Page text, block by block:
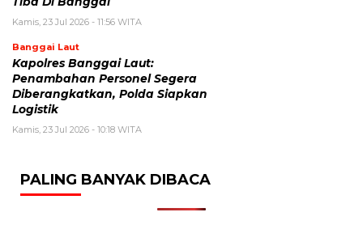
Kamis, 23 Jul 2026 - 11:56 WITA
Banggai Laut
Kapolres Banggai Laut:
Penambahan Personel Segera
Diberangkatkan, Polda Siapkan
Logistik
Kamis, 23 Jul 2026 - 10:18 WITA
PALING BANYAK DIBACA